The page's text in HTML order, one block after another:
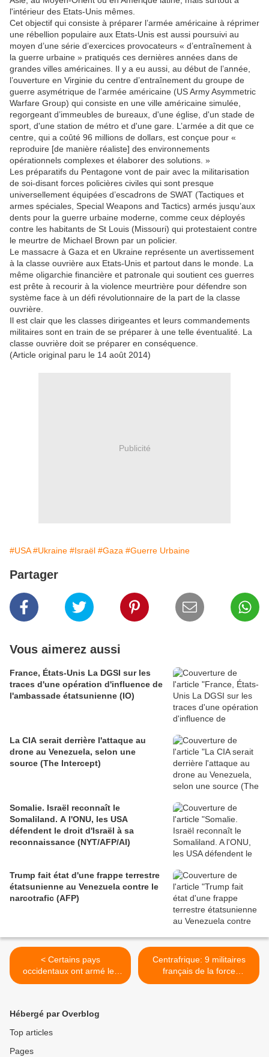
l'intérieur des Etats-Unis mêmes.
Cet objectif qui consiste à préparer l’armée américaine à réprimer
une rébellion populaire aux Etats-Unis est aussi poursuivi au
moyen d’une série d’exercices provocateurs « d’entraînement à
la guerre urbaine » pratiqués ces dernières années dans de
grandes villes américaines. Il y a eu aussi, au début de l’année,
l’ouverture en Virginie du centre d’entraînement du groupe de
guerre asymétrique de l’armée américaine (US Army Asymmetric
Warfare Group) qui consiste en une ville américaine simulée,
regorgeant d’immeubles de bureaux, d'une église, d'un stade de
sport, d'une station de métro et d'une gare. L’armée a dit que ce
centre, qui a coûté 96 millions de dollars, est conçue pour «
reproduire [de manière réaliste] des environnements
opérationnels complexes et élaborer des solutions. »
Les préparatifs du Pentagone vont de pair avec la militarisation
de soi-disant forces policières civiles qui sont presque
universellement équipées d’escadrons de SWAT (Tactiques et
armes spéciales, Special Weapons and Tactics) armés jusqu’aux
dents pour la guerre urbaine moderne, comme ceux déployés
contre les habitants de St Louis (Missouri) qui protestaient contre
le meurtre de Michael Brown par un policier.
Le massacre à Gaza et en Ukraine représente un avertissement
à la classe ouvrière aux Etats-Unis et partout dans le monde. La
même oligarchie financière et patronale qui soutient ces guerres
est prête à recourir à la violence meurtrière pour défendre son
système face à un défi révolutionnaire de la part de la classe
ouvrière.
Il est clair que les classes dirigeantes et leurs commandements
militaires sont en train de se préparer à une telle éventualité. La
classe ouvrière doit se préparer en conséquence.
(Article original paru le 14 août 2014)
Publicité
#USA #Ukraine #Israël #Gaza #Guerre Urbaine
Partager
Vous aimerez aussi
France, États-Unis La DGSI sur les
traces d'une opération d'influence de
l'ambassade étatsunienne (IO)
La CIA serait derrière l'attaque au
drone au Venezuela, selon une
source (The Intercept)
Somalie. Israël reconnaît le
Somaliland. A l'ONU, les USA
défendent le droit d'Israël à sa
reconnaissance (NYT/AFP/AI)
Trump fait état d'une frappe terrestre
étatsunienne au Venezuela contre le
narcotrafic (AFP)
< Certains pays
occidentaux ont armé les
terroristes de l'État
Centrafrique: 9 militaires
français de la force
européenne EUFOR RCA
Hébergé par Overblog
Top articles
Pages